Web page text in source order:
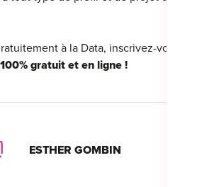
à la Data, inscrivez-vous
gratuit et en ligne !
ESTHER GOMBIN